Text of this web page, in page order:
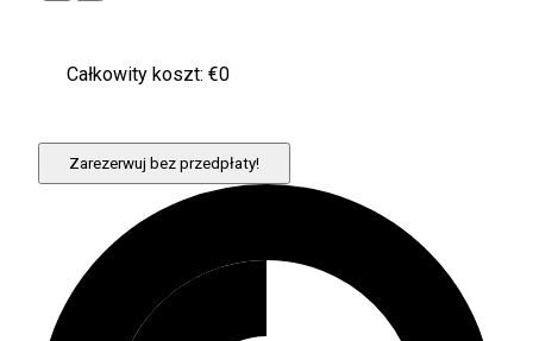
Całkowity koszt: €0
Zarezerwuj bez przedpłaty!